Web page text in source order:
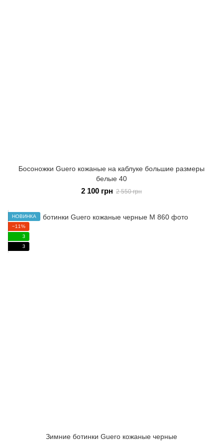
Босоножки Guero кожаные на каблуке большие размеры
белые 40
2 100 грн 2 550 грн
НОВИНКА
−11%
3
3
Зимние ботинки Guero кожаные черные